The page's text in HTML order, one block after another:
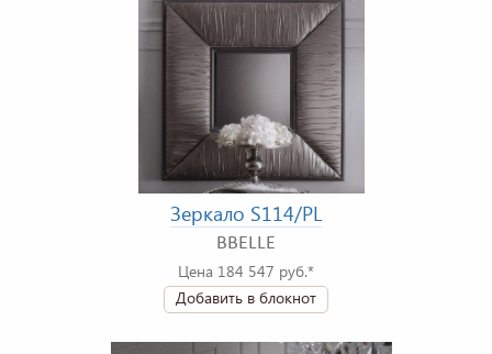
Зеркало S114/PL
BBELLE
Цена 184 547 руб.*
Добавить в блокнот